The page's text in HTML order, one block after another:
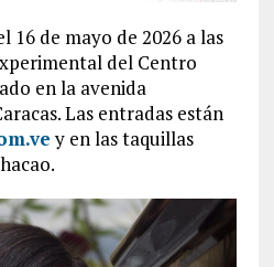
16 de mayo de 2026 a las
del Centro
en la avenida
Las entradas están
y en las taquillas